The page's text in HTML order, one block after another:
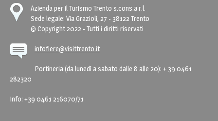
Azienda per il Turismo Trento s.cons.a r.l.
Sede legale: Via Grazioli, 27 - 38122 Trento
© Copyright 2022 - Tutti i diritti riservati
infofiere@visittrento.it
Portineria (da lunedì a sabato dalle 8 alle 20): + 39 0461
282320
Info: +39 0461 216070/71